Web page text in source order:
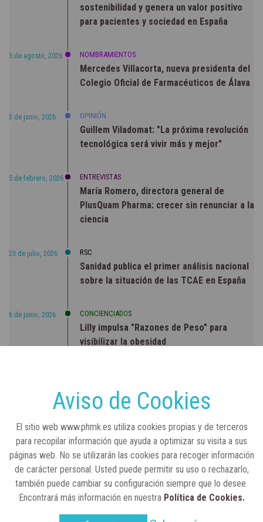
sostenibilidad y genera un valor positivo
para pacientes y sociedad en España
5 de agosto, 2026 NOMBRAMIENTOS
Mercedes Villacorta, nueva presidenta del
Colegio Oficial de Farmacéuticos de Álava
3 de junio, 2026 OPINIÓN
Guillem Viladomat: "La próxima revolución
tecnológica será vivir más y mejor"
5 de febrero, 2026 ENTREVISTAS
María Romero, directora general de
PlusQuam Pharma: crecer sin renunciar a la
ciencia
23 de julio, 2026 RSC
Sanidad publica el primer análisis nacional
sobre la situación de las TCAE en España
6 de junio, 2026 CONCIENCIADOS
Lilly impulsa "Razones de Peso" para
visibilizar la obesidad
Real Academia Nacional de Farmacia: un
laboratorio de ideas que se ha adaptado a
Aviso de Cookies
El sitio web www.phmk.es utiliza cookies propias y de terceros
para recopilar información que ayuda a optimizar su visita a sus
páginas web. No se utilizarán las cookies para recoger información
de carácter personal. Usted puede permitir su uso o rechazarlo,
también puede cambiar su configuración siempre que lo desee.
Encontrará más información en nuestra Política de Cookies.